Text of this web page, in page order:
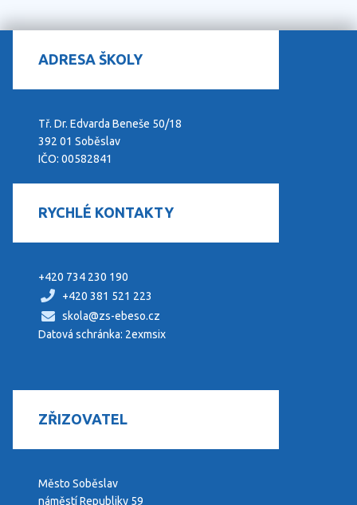
ADRESA ŠKOLY
Tř. Dr. Edvarda Beneše 50/18
392 01 Soběslav
IČO: 00582841
RYCHLÉ KONTAKTY
+420 734 230 190
+420 381 521 223
skola@zs-ebeso.cz
Datová schránka: 2exmsix
ZŘIZOVATEL
Město Soběslav
náměstí Republiky 59